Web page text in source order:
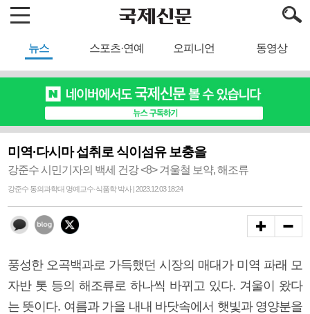
뉴스 스포츠·연예 오피니언 동영상
미역·다시마 섭취로 식이섬유 보충을
강준수 시민기자의 백세 건강 <8> 겨울철 보약, 해조류
강준수 동의과학대 명예교수·식품학 박사 | 2023.12.03 18:24
풍성한 오곡백과로 가득했던 시장의 매대가 미역 파래 모
자반 톳 등의 해조류로 하나씩 바뀌고 있다. 겨울이 왔다
는 뜻이다. 여름과 가을 내내 바닷속에서 햇빛과 영양분을